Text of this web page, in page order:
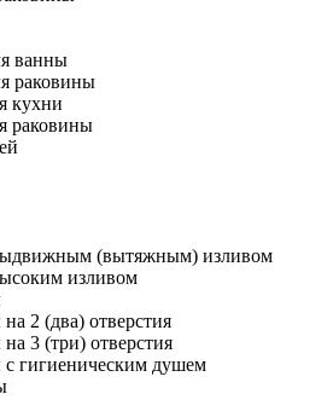
ванны
раковины
кухни
раковины
(вытяжным) изливом
изливом
2 (два) отверстия
3 (три) отверстия
гигиеническим душем